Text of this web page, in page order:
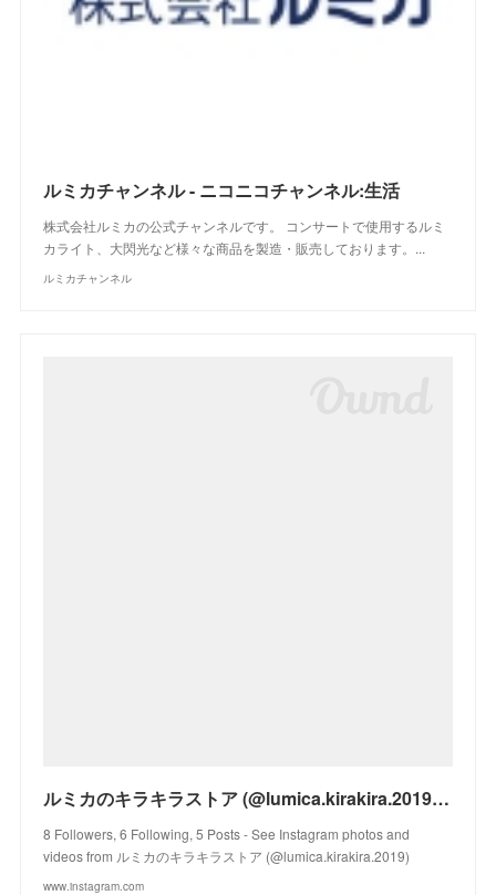
ルミカチャンネル - ニコニコチャンネル:生活
株式会社ルミカの公式チャンネルです。 コンサートで使用するルミ
カライト、大閃光など様々な商品を製造・販売しております。...
ルミカチャンネル
ルミカのキラキラストア (@lumica.kirakira.2019) • Instagram photos and videos
8 Followers, 6 Following, 5 Posts - See Instagram photos and
videos from ルミカのキラキラストア (@lumica.kirakira.2019)
www.instagram.com